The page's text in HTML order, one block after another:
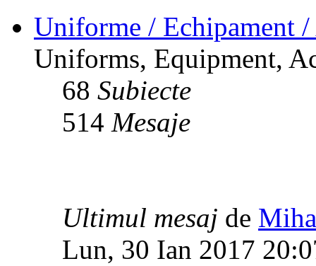
Uniforme / Echipament
Uniforms, Equipment,
68 Subiecte
514 Mesaje
Ultimul mesaj de
Lun, 30 Ian 2017